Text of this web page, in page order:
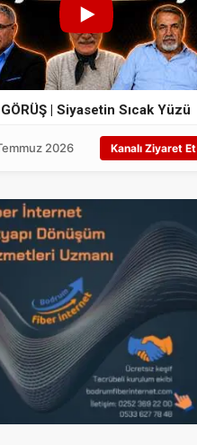
| Siyasetin Sıcak Yüzü
2026 Kanalı Ziyaret Et